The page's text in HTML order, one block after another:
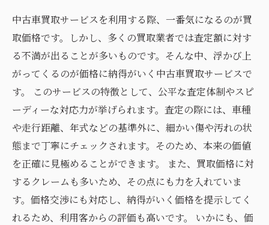
中古車買取サービスを利用する際、一番気になるのが買
取価格です。しかし、多くの買取業者では査定額に対す
る不満が出ることが多いものです。そんな中、浮かび上
がってくるのが価格に納得がいく中古車買取サービスで
す。 このサービスの特徴として、公平な査定体制やスピ
ーディーな対応力が挙げられます。査定の際には、車種
や走行距離、年式などの基準外に、細かい傷や汚れの状
態まで丁寧にチェックされます。そのため、本来の価値
を正確に見極めることができます。 また、買取価格に対
するクレームも多いため、その点にも力を入れていま
す。価格交渉にも対応し、納得がいく価格を提示してく
れるため、利用客からの評価も高いです。 いかにも、価